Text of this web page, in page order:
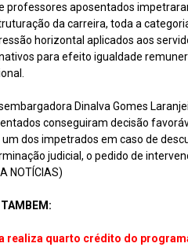
professores aposentados
da carreira, toda a
horizontal aplicados aos
para efeito igualdade
Dinalva Gomes
conseguiram decisão
um dos impetrados em caso de
judicial, o pedido de
NOTÍCIAS)
TAMBEM:
realiza quarto crédito do